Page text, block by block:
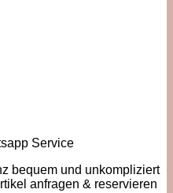
Service
bequem und unkompliziert
anfragen & reservieren